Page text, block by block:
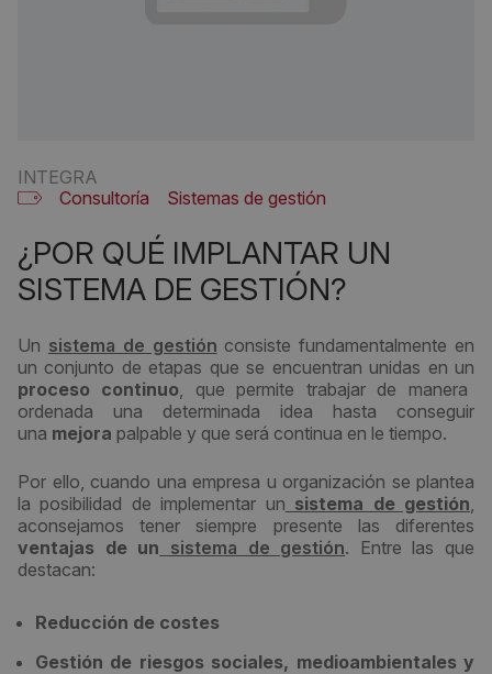
INTEGRA
Consultoría
Sistemas de gestión
¿POR QUÉ IMPLANTAR UN
SISTEMA DE GESTIÓN?
Un sistema de gestión consiste fundamentalmente en
un conjunto de etapas que se encuentran unidas en un
proceso continuo, que permite trabajar de manera
ordenada una determinada idea hasta conseguir
una mejora palpable y que será continua en le tiempo.
Por ello, cuando una empresa u organización se plantea
la posibilidad de implementar un sistema de gestión,
aconsejamos tener siempre presente las diferentes
ventajas de un sistema de gestión. Entre las que
destacan:
Reducción de costes
Gestión de riesgos sociales, medioambientales y